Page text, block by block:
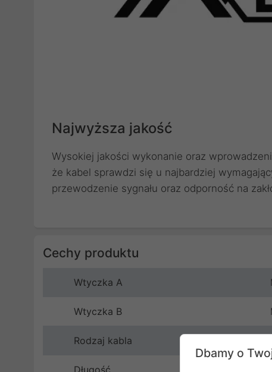
Najwyższa jakość
Wysokiej jakości wykonanie oraz
że kabel sprawdzi się u najbardziej
przewodzenie sygnału oraz odporność na
Cechy produktu
Wtyczka A
Wtyczka B
Rodzaj kabla
Długość
Dbamy o